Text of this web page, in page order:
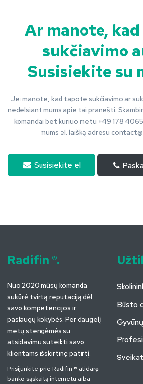
Ar manote,
sukčiavimo
Susisiekite su
Jei manote, kad tapote sukčiavimo ar
nedelsiant mums apie tai pranešti.
komandai bet kuriuo metu +49 178
mums el. laišką adresu
Susisiekite el
Radifin ®.
Nuo 2020 mūsų komanda
sukūrė tvirtą reputaciją dėl
savo kompetencijos ir
paslaugų kokybės. Per daugelį
metų stengėmės su
atsidavimu suteikti savo
klientams išskirtinę patirtį.
Prisijunkite prie Radifin ® atidarę
banko sąskaitą internetu arba
Būsto